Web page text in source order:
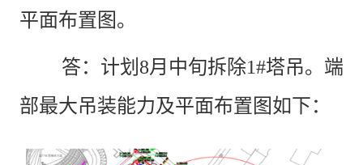
平面布置图。
答：计划 8月中旬拆除1#塔吊。端
部最大吊装能力及平面布置图如下：